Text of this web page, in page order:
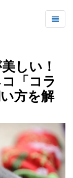
しい！
「コラ
方を解